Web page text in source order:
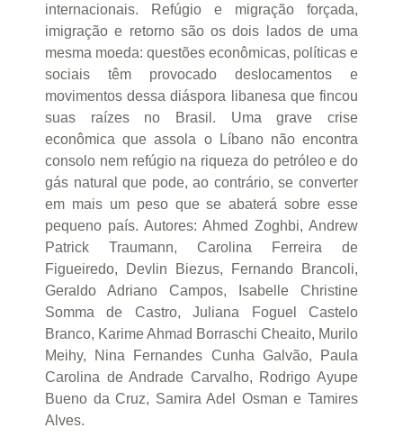
internacionais. Refúgio e migração forçada,
imigração e retorno são os dois lados de uma
mesma moeda: questões econômicas, políticas e
sociais têm provocado deslocamentos e
movimentos dessa diáspora libanesa que fincou
suas raízes no Brasil. Uma grave crise
econômica que assola o Líbano não encontra
consolo nem refúgio na riqueza do petróleo e do
gás natural que pode, ao contrário, se converter
em mais um peso que se abaterá sobre esse
pequeno país. Autores: Ahmed Zoghbi, Andrew
Patrick Traumann, Carolina Ferreira de
Figueiredo, Devlin Biezus, Fernando Brancoli,
Geraldo Adriano Campos, Isabelle Christine
Somma de Castro, Juliana Foguel Castelo
Branco, Karime Ahmad Borraschi Cheaito, Murilo
Meihy, Nina Fernandes Cunha Galvão, Paula
Carolina de Andrade Carvalho, Rodrigo Ayupe
Bueno da Cruz, Samira Adel Osman e Tamires
Alves.